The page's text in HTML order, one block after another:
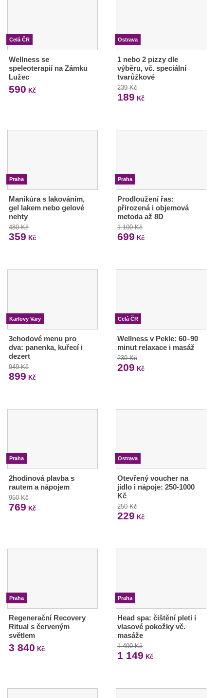
Celá ČR
Wellness se
speleoterapií na Zámku
Lužec
590 Kč
Ostrava
1 nebo 2 pizzy dle
výběru, vč. speciální
tvarůžkové
239 Kč
189 Kč
Praha
Manikúra s lakováním,
gel lakem nebo gelové
nehty
480 Kč
359 Kč
Praha
Prodloužení řas:
přirozená i objemová
metoda až 8D
1 100 Kč
699 Kč
Karlovy Vary
3chodové menu pro
dva: panenka, kuřecí i
dezert
949 Kč
899 Kč
Celá ČR
Wellness v Pekle: 60–90
minut relaxace i masáž
230 Kč
209 Kč
Praha
2hodinová plavba s
rautem a nápojem
950 Kč
769 Kč
Ostrava
Otevřený voucher na
jídlo i nápoje: 250-1000
Kč
250 Kč
229 Kč
Praha
Regenerační Recovery
Ritual s červeným
světlem
3 840 Kč
Praha
Head spa: čištění pleti i
vlasové pokožky vč.
masáže
1 490 Kč
1 149 Kč